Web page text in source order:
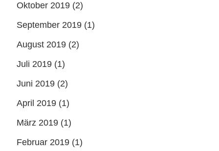
Oktober 2019 (2)
September 2019 (1)
August 2019 (2)
Juli 2019 (1)
Juni 2019 (2)
April 2019 (1)
März 2019 (1)
Februar 2019 (1)